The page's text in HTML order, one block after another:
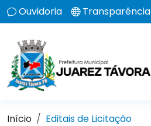
Ouvidoria Transparência
Início Editais de Licitação